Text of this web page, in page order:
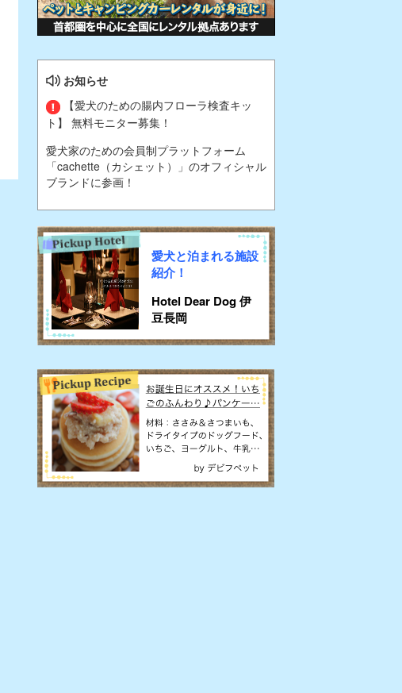
お知らせ
【愛犬のための腸内フローラ検査キッ
ト】 無料モニター募集！
愛犬家のための会員制プラットフォーム
「cachette（カシェット）」のオフィシャル
ブランドに参画！
愛犬と泊まれる施設
紹介！
Hotel Dear Dog 伊
豆長岡